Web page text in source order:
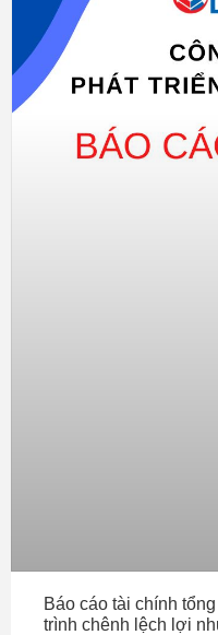
Báo cáo tài chính
trình chênh lệch lợi